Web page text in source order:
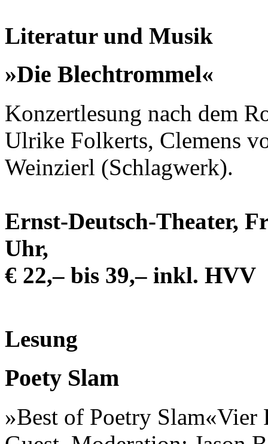
Literatur und Musik
»Die Blechtrommel«
Konzertlesung nach dem
Ulrike Folkerts, Clemens
Weinzierl (Schlagwerk).
Ernst-Deutsch-Theater,
Uhr,
€ 22,– bis 39,– inkl. HVV
Lesung
Poety Slam
»Best of Poetry